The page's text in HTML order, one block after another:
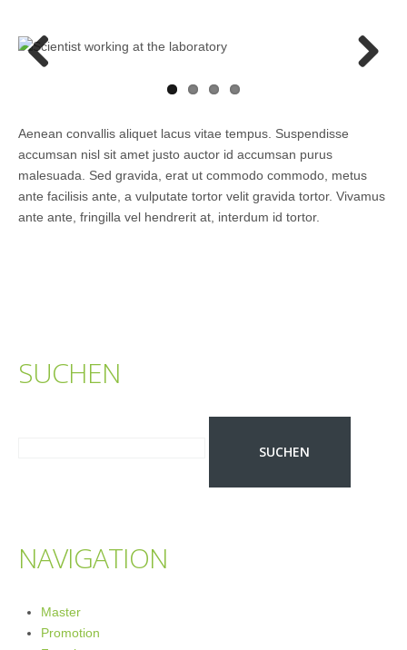
Aenean convallis aliquet lacus vitae tempus. Suspendisse
accumsan nisl sit amet justo auctor id accumsan purus
malesuada. Sed gravida, erat ut commodo commodo, metus
ante facilisis ante, a vulputate tortor velit gravida tortor. Vivamus
ante ante, fringilla vel hendrerit at, interdum id tortor.
SUCHEN
NAVIGATION
Master
Promotion